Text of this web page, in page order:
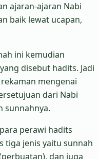
ajaran-ajaran Nabi
baik lewat ucapan,
ini kemudian
disebut hadits. Jadi
mengenai
dari Nabi
sunnahnya.
perawi hadits
tiga jenis yaitu sunnah
dan juga